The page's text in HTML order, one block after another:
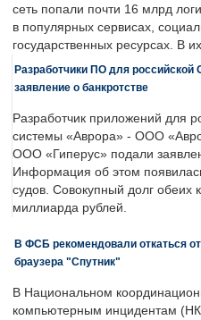
сеть попали почти 16 млрд
в популярных сервисах,
государственных ресурсах. В
Разработчики ПО для
заявление о банкротстве
Разработчик приложений для
системы «Аврора» - ООО
ООО «Гиперус» подали
Информация об этом
судов. Совокупный долг обеих
миллиарда рублей.
В ФСБ рекомендовали откаться
браузера "Спутник"
В Национальном
компьютерным инцидентам